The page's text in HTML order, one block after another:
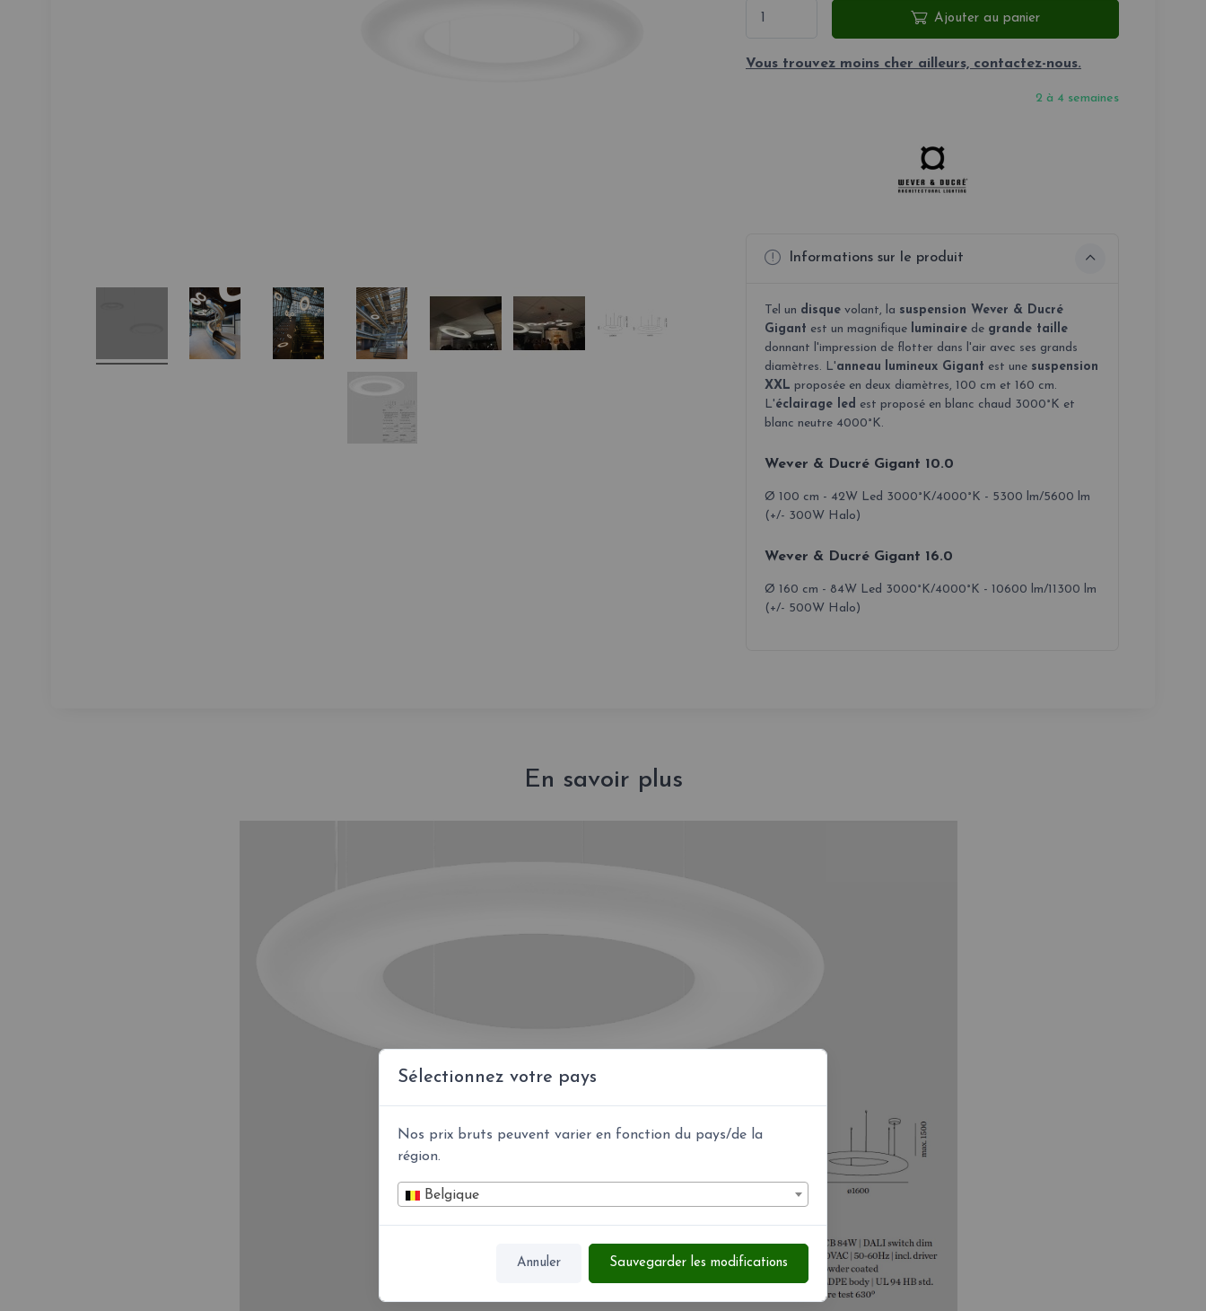
Sélectionnez votre pays
Nos prix bruts peuvent varier en fonction du pays/de la
région.
Belgique
Annuler Sauvegarder les modifications
Ajouter au panier
Vous trouvez moins cher ailleurs, contactez-nous.
2 à 4 semaines
Informations sur le produit
Tel un disquevolant, la suspension Wever & Ducré
Gigant est un magnifique luminairede grande taille
donnant l'impression de flotter dans l'air avec ses grands
diamètres. L'anneau lumineuxGigant est une suspension
XXL proposée en deux diamètres, 100 cm et 160 cm.
L'éclairage led est proposé en blanc chaud 3000°K et
blanc neutre 4000°K.
Wever & Ducré Gigant 10.0
Ø 100 cm - 42W Led 3000°K/4000°K - 5300 lm/5600 lm
(+/- 300W Halo)
Wever & Ducré Gigant 16.0
Ø 160 cm - 84W Led 3000°K/4000°K - 10600 lm/11300 lm
(+/- 500W Halo)
En savoir plus